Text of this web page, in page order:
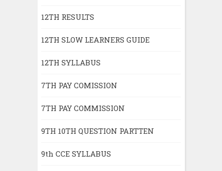
12TH RESULTS
12TH SLOW LEARNERS GUIDE
12TH SYLLABUS
7TH PAY COMISSION
7TH PAY COMMISSION
9TH 10TH QUESTION PARTTEN
9th CCE SYLLABUS